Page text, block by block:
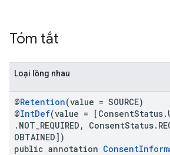
Tóm tắt
Loại lồng nhau
@Retention(value = SOURCE)
@IntDef(value =
.NOT_REQUIRED,
OBTAINED])
public annotation